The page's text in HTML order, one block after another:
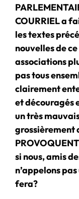
COURRIEL a
les textes
nouvelles de
associations
pas tous
clairement
et découragés
un très
grossièrement
si nous, amis
n’appelons
fera?